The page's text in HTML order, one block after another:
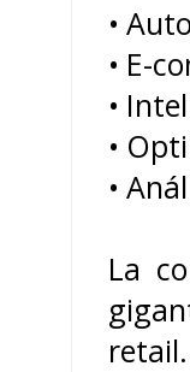
•
• E-
•
•
•
La
retail.